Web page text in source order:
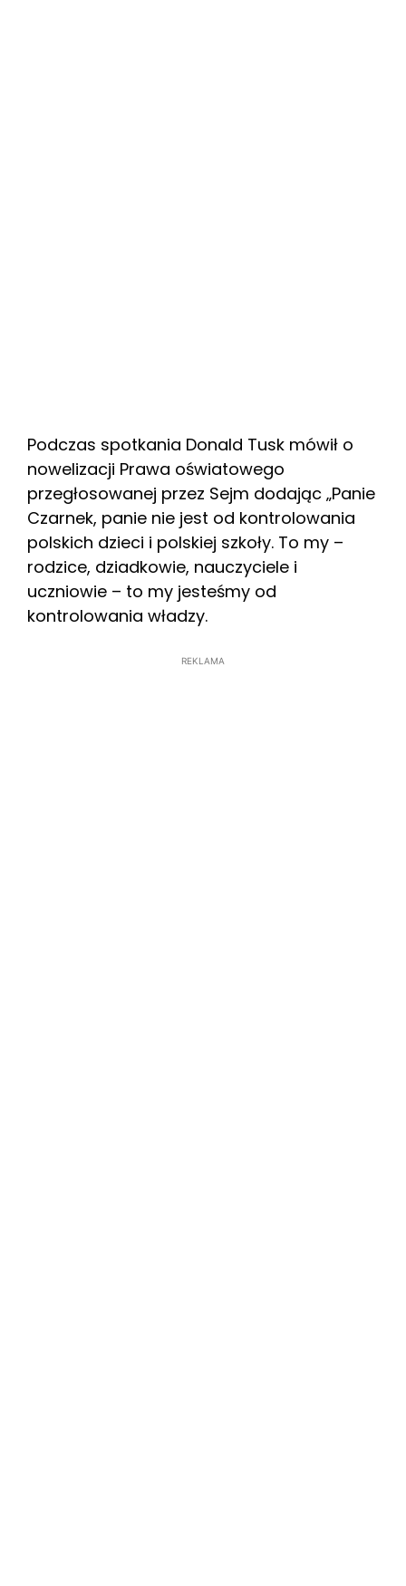
Podczas spotkania Donald Tusk mówił o
nowelizacji Prawa oświatowego
przegłosowanej przez Sejm dodając „Panie
Czarnek, panie nie jest od kontrolowania
polskich dzieci i polskiej szkoły. To my –
rodzice, dziadkowie, nauczyciele i
uczniowie – to my jesteśmy od
kontrolowania władzy.
REKLAMA